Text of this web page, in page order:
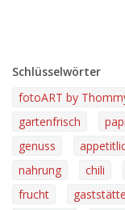
Schlüsselwörter
fotoART by
gartenfrisch
genuss
nahrung
chili
frucht
gaststätte